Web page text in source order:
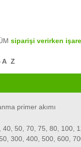
siparişi verirken
A Z
primer akımı
40, 50, 70, 75, 80, 100,
300, 400, 500, 600,